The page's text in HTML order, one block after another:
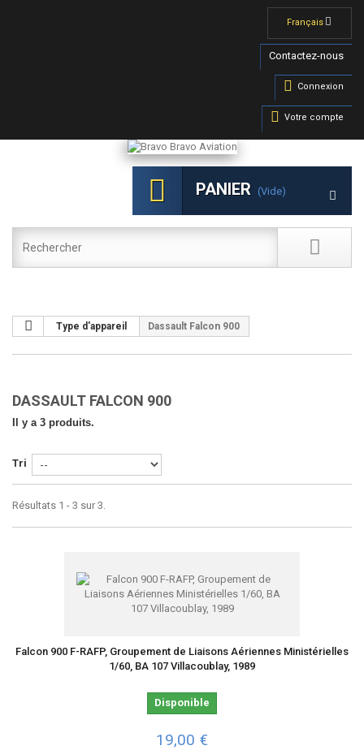
Français
Contactez-nous
Connexion
Votre compte
PANIER (vide)
Type d'appareil Dassault Falcon 900
DASSAULT FALCON 900
Il y a 3 produits.
Tri
Résultats 1 - 3 sur 3.
Falcon 900 F-RAFP, Groupement de Liaisons Aériennes Ministérielles
1/60, BA 107 Villacoublay, 1989
Disponible
19,00 €